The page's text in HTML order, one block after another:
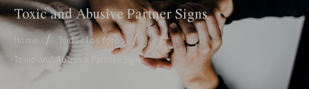
Toxic and Abusive Partner Signs
Home Todos los foros
...
Toxic and Abusive Partner Signs